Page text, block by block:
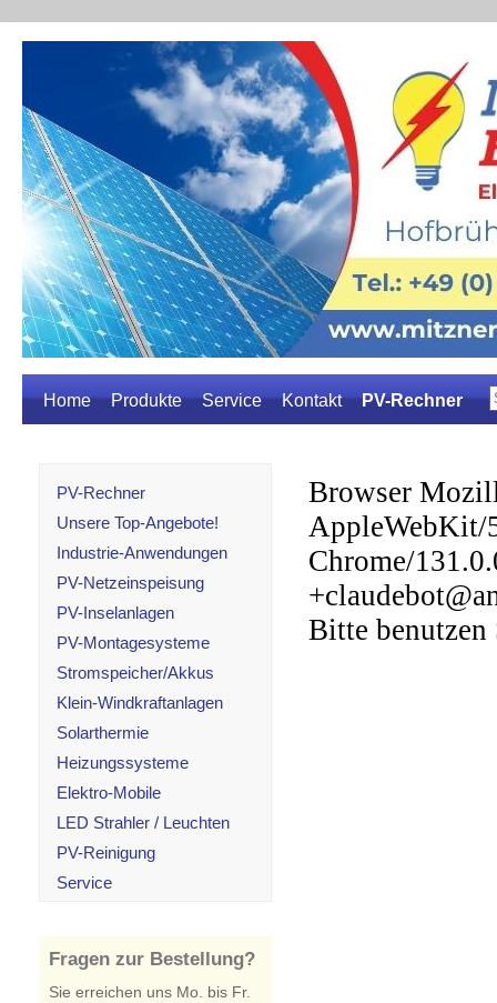
Home Produkte Service Kontakt PV-Rechner
PV-Rechner
Unsere Top-Angebote!
Industrie-Anwendungen
PV-Netzeinspeisung
PV-Inselanlagen
PV-Montagesysteme
Stromspeicher/Akkus
Klein-Windkraftanlagen
Solarthermie
Heizungssysteme
Elektro-Mobile
LED Strahler / Leuchten
PV-Reinigung
Service
Fragen zur Bestellung?
Sie erreichen uns Mo. bis Fr.